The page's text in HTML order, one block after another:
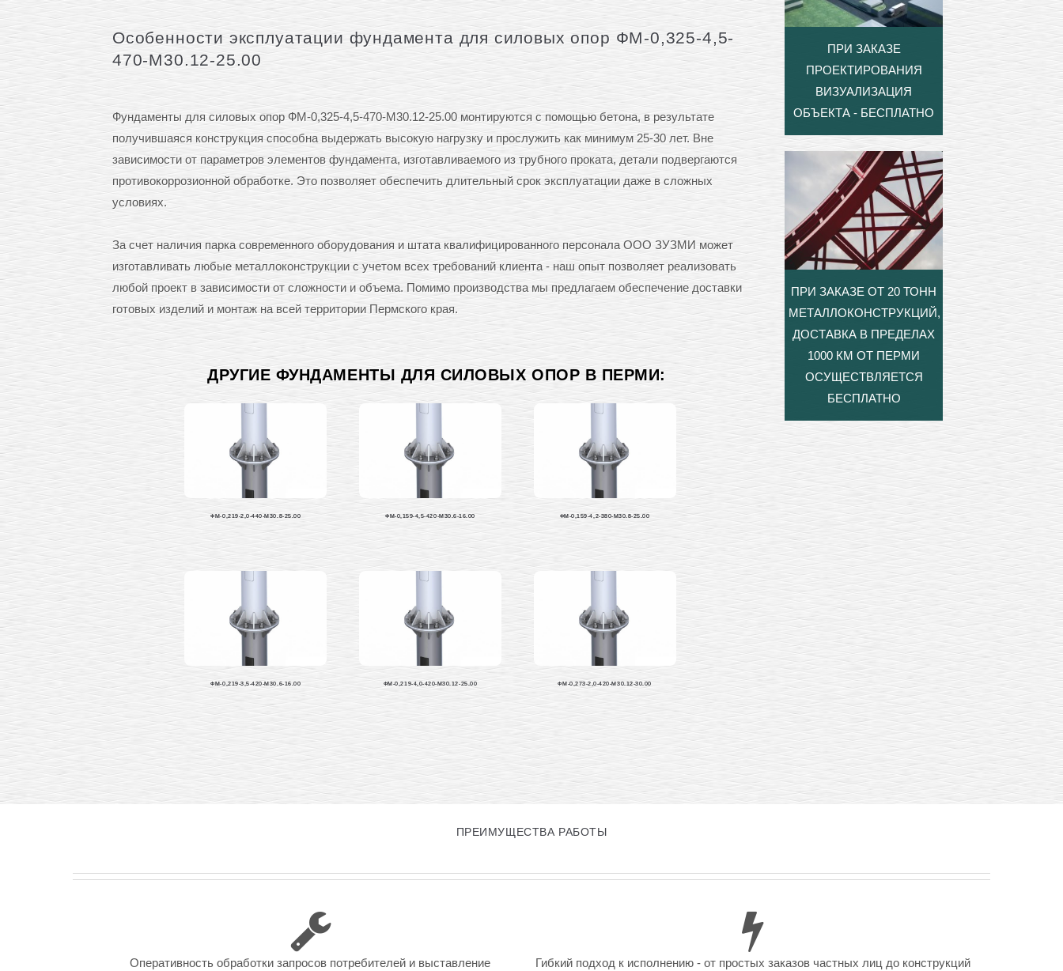
Особенности эксплуатации фундамента для силовых опор ФМ-0,325-4,5-
470-М30.12-25.00
Фундаменты для силовых опор ФМ-0,325-4,5-470-М30.12-25.00 монтируются с помощью бетона, в результате
получившаяся конструкция способна выдержать высокую нагрузку и прослужить как минимум 25-30 лет. Вне
зависимости от параметров элементов фундамента, изготавливаемого из трубного проката, детали подвергаются
противокоррозионной обработке. Это позволяет обеспечить длительный срок эксплуатации даже в сложных
условиях.
За счет наличия парка современного оборудования и штата квалифицированного персонала ООО ЗУЗМИ может
изготавливать любые металлоконструкции с учетом всех требований клиента - наш опыт позволяет реализовать
любой проект в зависимости от сложности и объема. Помимо производства мы предлагаем обеспечение доставки
готовых изделий и монтаж на всей территории Пермского края.
ДРУГИЕ ФУНДАМЕНТЫ ДЛЯ СИЛОВЫХ ОПОР В ПЕРМИ:
ФМ-0,219-2,0-440-М30.8-25.00 ФМ-0,159-4,5-420-М30.6-16.00 ФМ-0,159-4,2-380-М30.8-25.00
ФМ-0,219-3,5-420-М30.6-16.00 ФМ-0,219-4,0-420-М30.12-25.00 ФМ-0,273-2,0-420-М30.12-30.00
ПРИ ЗАКАЗЕ
ПРОЕКТИРОВАНИЯ
ВИЗУАЛИЗАЦИЯ
ОБЪЕКТА - БЕСПЛАТНО
ПРИ ЗАКАЗЕ ОТ 20 ТОНН
МЕТАЛЛОКОНСТРУКЦИЙ,
ДОСТАВКА В ПРЕДЕЛАХ
1000 КМ ОТ ПЕРМИ
ОСУЩЕСТВЛЯЕТСЯ
БЕСПЛАТНО
ПРЕИМУЩЕСТВА РАБОТЫ
Оперативность обработки запросов потребителей и выставление
Гибкий подход к исполнению - от простых заказов частных лиц до конструкций